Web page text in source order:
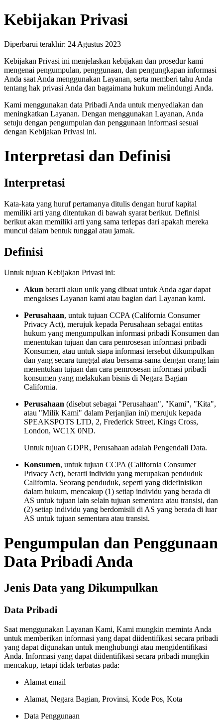
Kebijakan Privasi
Diperbarui terakhir: 24 Agustus 2023
Kebijakan Privasi ini menjelaskan kebijakan dan prosedur kami
mengenai pengumpulan, penggunaan, dan pengungkapan informasi
Anda saat Anda menggunakan Layanan, serta memberi tahu Anda
tentang hak privasi Anda dan bagaimana hukum melindungi Anda.
Kami menggunakan data Pribadi Anda untuk menyediakan dan
meningkatkan Layanan. Dengan menggunakan Layanan, Anda
setuju dengan pengumpulan dan penggunaan informasi sesuai
dengan Kebijakan Privasi ini.
Interpretasi dan Definisi
Interpretasi
Kata-kata yang huruf pertamanya ditulis dengan huruf kapital
memiliki arti yang ditentukan di bawah syarat berikut. Definisi
berikut akan memiliki arti yang sama terlepas dari apakah mereka
muncul dalam bentuk tunggal atau jamak.
Definisi
Untuk tujuan Kebijakan Privasi ini:
Akun berarti akun unik yang dibuat untuk Anda agar dapat
mengakses Layanan kami atau bagian dari Layanan kami.
Perusahaan, untuk tujuan CCPA (California Consumer
Privacy Act), merujuk kepada Perusahaan sebagai entitas
hukum yang mengumpulkan informasi pribadi Konsumen dan
menentukan tujuan dan cara pemrosesan informasi pribadi
Konsumen, atau untuk siapa informasi tersebut dikumpulkan
dan yang secara tunggal atau bersama-sama dengan orang lain
menentukan tujuan dan cara pemrosesan informasi pribadi
konsumen yang melakukan bisnis di Negara Bagian
California.
Perusahaan (disebut sebagai "Perusahaan", "Kami", "Kita",
atau "Milik Kami" dalam Perjanjian ini) merujuk kepada
SPEAKSPOTS LTD, 2, Frederick Street, Kings Cross,
London, WC1X 0ND.
Untuk tujuan GDPR, Perusahaan adalah Pengendali Data.
Konsumen, untuk tujuan CCPA (California Consumer
Privacy Act), berarti individu yang merupakan penduduk
California. Seorang penduduk, seperti yang didefinisikan
dalam hukum, mencakup (1) setiap individu yang berada di
AS untuk tujuan lain selain tujuan sementara atau transisi, dan
(2) setiap individu yang berdomisili di AS yang berada di luar
AS untuk tujuan sementara atau transisi.
Pengumpulan dan Penggunaan
Data Pribadi Anda
Jenis Data yang Dikumpulkan
Data Pribadi
Saat menggunakan Layanan Kami, Kami mungkin meminta Anda
untuk memberikan informasi yang dapat diidentifikasi secara pribadi
yang dapat digunakan untuk menghubungi atau mengidentifikasi
Anda. Informasi yang dapat diidentifikasi secara pribadi mungkin
mencakup, tetapi tidak terbatas pada:
Alamat email
Alamat, Negara Bagian, Provinsi, Kode Pos, Kota
Data Penggunaan